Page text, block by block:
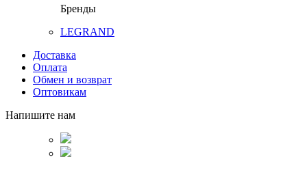
Бренды
LEGRAND
Доставка
Оплата
Обмен и возврат
Оптовикам
Напишите нам